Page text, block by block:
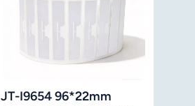
JT-I9654 96*22mm